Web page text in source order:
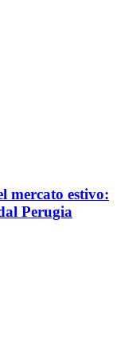
mercato estivo:
Perugia